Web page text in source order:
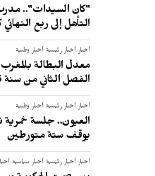
"كان السيدات"..
التأهل إلى ربع
أخبار أخبار رئيسية أخبار وطنية
الفصل الثاني من سنة 2026
أخبار أخبار رئيسية أخبار وطنية
العيون.. جلسة خمرية
يوقف ستة متورطين
أخبار أخبار رئيسية أخبار سياسية